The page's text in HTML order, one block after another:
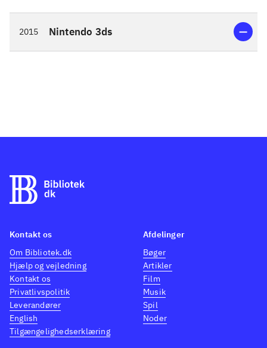
2015 Nintendo 3ds
Kontakt os
Om Bibliotek.dk
Hjælp og vejledning
Kontakt os
Privatlivspolitik
Leverandører
English
Tilgængelighedserklæring
Afdelinger
Bøger
Artikler
Film
Musik
Spil
Noder